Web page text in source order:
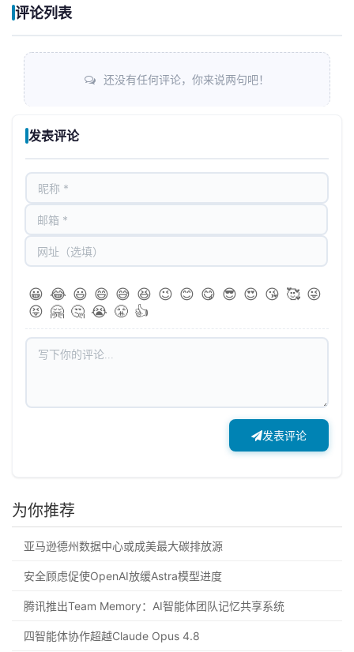
评论列表
还没有任何评论，你来说两句吧！
发表评论
😀 😂 😃 😄 😅 😆 😉 😊 😋 😎 😍 😘 🥰 😜
😝 🤗 🤔 😭 😤 👍
发表评论
为你推荐
亚马逊德州数据中心或成美最大碳排放源
安全顾虑促使OpenAI放缓Astra模型进度
腾讯推出Team Memory：AI智能体团队记忆共享系统
四智能体协作超越Claude Opus 4.8